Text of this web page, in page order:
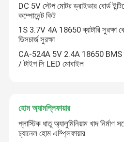
DC 5V স্টেপ মোটর ড্রাইভার বোর্ড
কম্পোনেন্ট কিট
1S 3.7V 4A 18650 ব্যাটারি সুরক্ষা
ডিসচার্জ সুরক্ষা
CA-524A 5V 2.4A 18650 BMS
/ টাইপ সি LED মোবাইল
হোম অ্যামপ্লিফায়ার
প্লাস্টিক ধাতু অ্যালুমিনিয়াম খাদ
চ্যানেল হোম এম্প্লিফায়ার